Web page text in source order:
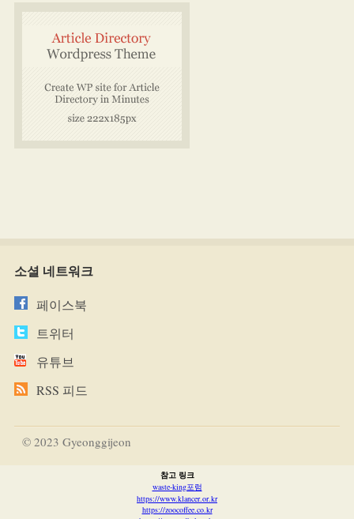
소셜 네트워크
페이스북
트위터
유튜브
RSS 피드
© 2023 Gyeonggijeon
참고 링크
waste-king포럼
https://www.klancer.or.kr
https://zoocoffee.co.kr